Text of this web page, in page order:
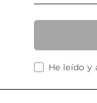
He leído y